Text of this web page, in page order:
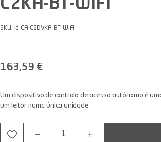
C2KA-BT-WIFI
SKU. id-CA-C2DVKA-BT-WIFI
163,59 €
Um dispositivo de controlo de acesso autónomo é
um leitor numa única unidade
1